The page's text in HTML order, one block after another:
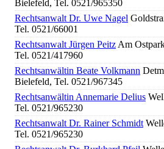
Bielefeld, Tel. 0521/965350
Rechtsanwalt Dr. Uwe Nagel
Tel. 0521/66001
Rechtsanwalt Jürgen Peitz Am
Tel. 0521/417960
Rechtsanwältin Beate Volkmann
Bielefeld, Tel. 0521/967345
Rechtsanwältin Annemarie Delius
Tel. 0521/965230
Rechtsanwalt Dr. Rainer Schmidt
Tel. 0521/965230